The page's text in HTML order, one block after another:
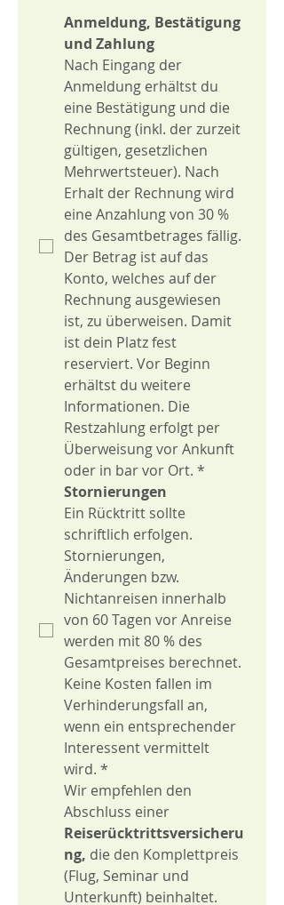
Anmeldung, Bestätigung
und Zahlung
Nach Eingang der
Anmeldung erhältst du
eine Bestätigung und die
Rechnung (inkl. der zurzeit
gültigen, gesetzlichen
Mehrwertsteuer). Nach
Erhalt der Rechnung wird
eine Anzahlung von 30 %
des Gesamtbetrages fällig.
Der Betrag ist auf das
Konto, welches auf der
Rechnung ausgewiesen
ist, zu überweisen. Damit
ist dein Platz fest
reserviert. Vor Beginn
erhältst du weitere
Informationen. Die
Restzahlung erfolgt per
Überweisung vor Ankunft
oder in bar vor Ort. *
Stornierungen
Ein Rücktritt sollte
schriftlich erfolgen.
Stornierungen,
Änderungen bzw.
Nichtanreisen innerhalb
von 60 Tagen vor Anreise
werden mit 80 % des
Gesamtpreises berechnet.
Keine Kosten fallen im
Verhinderungsfall an,
wenn ein entsprechender
Interessent vermittelt
wird. *
Wir empfehlen den
Reiserücktrittsversicheru
ng, die den Komplettpreis
(Flug, Seminar und
Unterkunft) beinhaltet.